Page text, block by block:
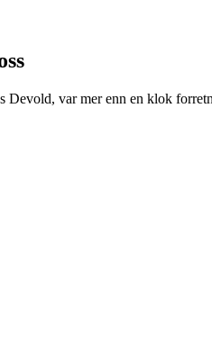
Devold, var mer enn en klok